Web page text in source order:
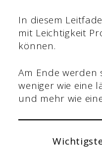
In diesem
mit Leichtigkeit
können.
Am Ende werden
weniger wie eine
und mehr wie